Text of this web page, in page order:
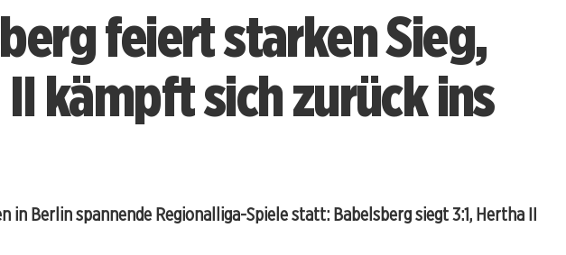
feiert starken Sieg,
kämpft sich zurück ins
in Berlin spannende Regionalliga-Spiele statt: Babelsberg siegt 3:1, Hertha II